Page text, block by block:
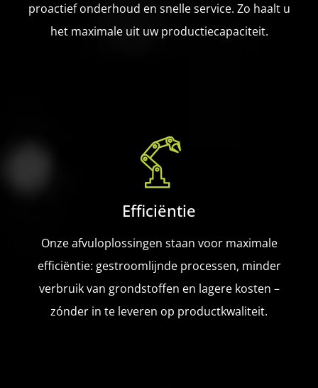
proactief onderhoud en snelle service. Zo haalt u
het maximale uit uw productiecapaciteit.
Efficiëntie
Onze afvuloplossingen staan voor maximale
efficiëntie: gestroomlijnde processen, minder
verbruik van grondstoffen en lagere kosten –
zónder in te leveren op productkwaliteit.